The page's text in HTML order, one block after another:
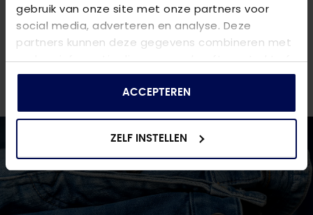
gebruik van onze site met onze partners voor
social media, adverteren en analyse. Deze
partners kunnen deze gegevens combineren met
andere informatie die u aan ze heeft verstrekt of
die ze hebben verzameld op basis van uw gebruik
ACCEPTEREN
ZELF INSTELLEN
VRAGEN OVER DIT PRODUCT?
We helpen je graag verder online of in één van onze 6
een van onzewinkels.